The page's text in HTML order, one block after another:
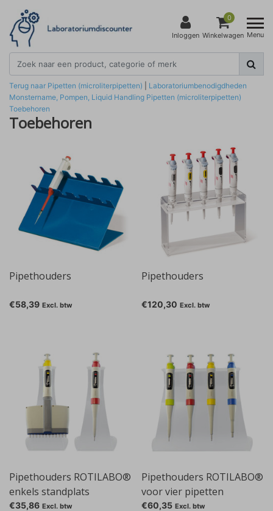
Inloggen
0
Winkelwagen Menu
Terug naar Pipetten (microliterpipetten)
Laboratoriumbenodigdheden
Monstername, Pompen, Liquid Handling Pipetten (microliterpipetten)
Toebehoren
Toebehoren
Pipethouders
€58,39 Excl. btw
Pipethouders
€120,30 Excl. btw
Pipethouders ROTILABO®
enkels standplats
€35,86 Excl. btw
Pipethouders ROTILABO®
voor vier pipetten
€60,35 Excl. btw